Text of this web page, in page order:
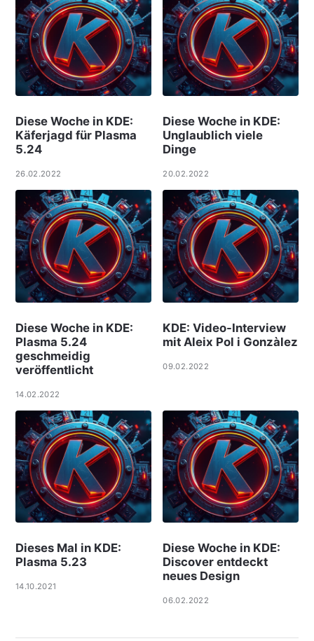
Diese Woche in KDE:
Käferjagd für Plasma
5.24
26.02.2022
Diese Woche in KDE:
Unglaublich viele
Dinge
20.02.2022
Diese Woche in KDE:
Plasma 5.24
geschmeidig
veröffentlicht
14.02.2022
KDE: Video-Interview
mit Aleix Pol i Gonzàlez
09.02.2022
Dieses Mal in KDE:
Plasma 5.23
14.10.2021
Diese Woche in KDE:
Discover entdeckt
neues Design
06.02.2022